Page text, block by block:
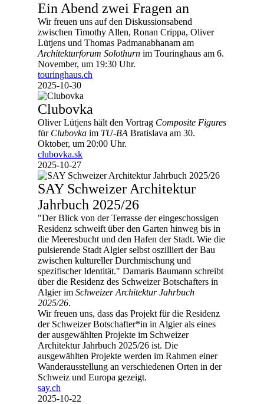
Ein Abend zwei Fragen an
Wir freuen uns auf den Diskussionsabend
zwischen Timothy Allen, Ronan Crippa, Oliver
Lütjens und Thomas Padmanabhanam am
Architekturforum Solothurn im Touringhaus am 6.
November, um 19:30 Uhr.
touringhaus.ch
2025-10-30
Clubovka
Oliver Lütjens hält den Vortrag Composite Figures
für Clubovka im TU-BA Bratislava am 30.
Oktober, um 20:00 Uhr.
clubovka.sk
2025-10-27
SAY Schweizer Architektur
Jahrbuch 2025/26
"Der Blick von der Terrasse der eingeschossigen
Residenz schweift über den Garten hinweg bis in
die Meeresbucht und den Hafen der Stadt. Wie die
pulsierende Stadt Algier selbst oszilliert der Bau
zwischen kultureller Durchmischung und
spezifischer Identität." Damaris Baumann schreibt
über die Residenz des Schweizer Botschafters in
Algier im Schweizer Architektur Jahrbuch
2025/26.
Wir freuen uns, dass das Projekt für die Residenz
der Schweizer Botschafter*in in Algier als eines
der ausgewählten Projekte im Schweizer
Architektur Jahrbuch 2025/26 ist. Die
ausgewählten Projekte werden im Rahmen einer
Wanderausstellung an verschiedenen Orten in der
Schweiz und Europa gezeigt.
say.ch
2025-10-22